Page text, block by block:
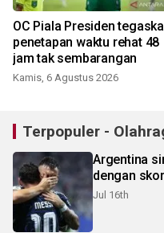
OC Piala Presiden
penetapan waktu rehat 48
jam tak sembarangan
Kamis, 6 Agustus 2026
Terpopuler -
Argentina
dengan
Jul 16th